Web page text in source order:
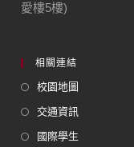
愛樓5樓)
相關連結
校園地圖
交通資訊
國際學生